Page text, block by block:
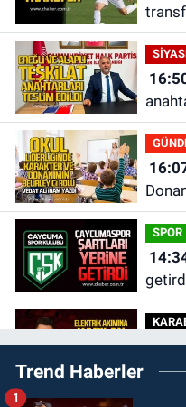
SPOR
Trend Haberler
1